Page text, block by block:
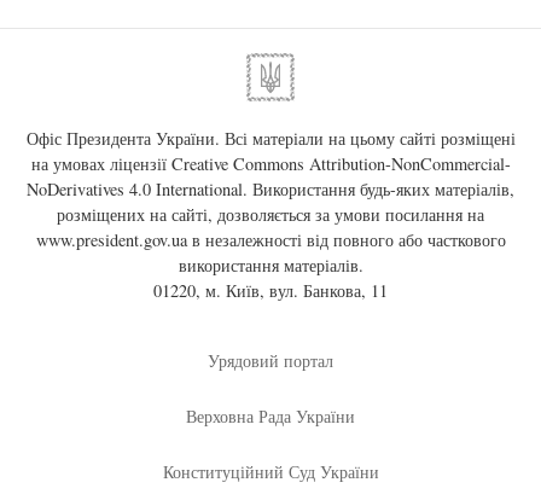
Офіс Президента України. Всі матеріали на цьому сайті розміщені
на умовах ліцензії Creative Commons Attribution-NonCommercial-
NoDerivatives 4.0 International. Використання будь-яких матеріалів,
розміщених на сайті, дозволяється за умови посилання на
www.president.gov.uaв незалежності від повного або часткового
використання матеріалів.
01220, м. Київ, вул. Банкова, 11
Урядовий портал
Верховна Рада України
Конституційний Суд України